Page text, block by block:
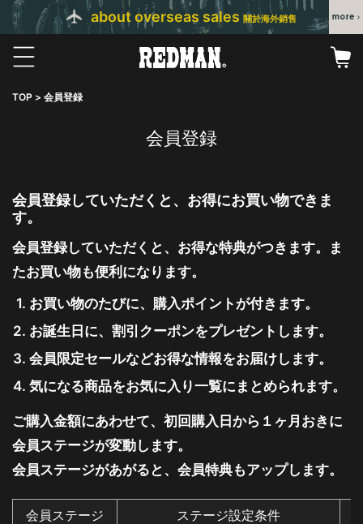
about overseas sales 關於海外銷售
TOP 会員登録
会員登録
会員登録していただくと、お得にお買い物できま
す。
会員登録していただくと、お得な特典がつきます。ま
たお買い物も便利になります。
お買い物のたびに、購入ポイントが付きます。
お誕生日に、割引クーポンをプレゼントします。
会員限定セールなどお得な情報をお届けします。
気になる商品をお気に入り一覧にまとめられます。
ご購入金額にあわせて、初回購入日から１ヶ月おきに
会員ステージが変動します。
会員ステージがあがると、会員特典もアップします。
会員ステージ ステージ設定条件